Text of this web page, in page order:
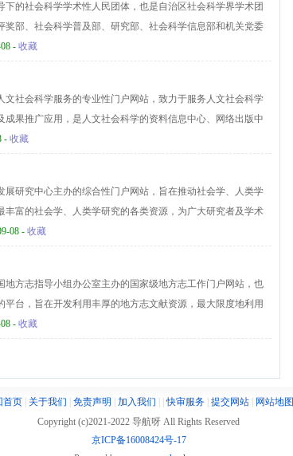
的社会科学学术性人民团体，也是自治区社会科学界学术团
部、社会科学普及部、研究部、社会科学信息部和机关党委
处级事业单位，已成为党和政府联系全区社会科学工作者的
万余人，基本形成了覆盖马克思主义、哲学、政治学、文
考古学、法学、社会学、民族学、经济学、统计学 、管理
族理论、草原文化等学科的社科学术社团网络。
- 收藏
社会科学服务的专业性门户网站，致力于服务人文社会科学
果推广应用，是人文社会科学的资料信息中心、网络出版中
。社科网现设有管理、资讯、观点、机构、会议、项目、奖
工作者提供社科研究的信息服务，还利用人文社科资源与成
内外整体介绍和展示我国高校人文社会科学的发展动态、研
- 收藏
研究中心主办的综合性门户网站，旨在推动社会学、人类学
富的社会学、人类学研究的各类资源，为广大研究者及学术
平台。社会学人类学中国网目前设置有社会现象、学科·学
、调查数据、学界动态、发表评论等多种服务，致力于为大
08 - 收藏
方志指导小组办公室主办的国家级地方志工作门户网站，也
台，旨在开发利用丰厚的地方志文献资源，最大限度地利用
治、经济、文化、社会建设服务。中国地方志网站目前设置
- 收藏
首页| 关于我们 免责声明 加入我们 |快审服务| 提交网站|
网站地图
Copyright (c)2021-2022 导航呀 All Rights Reserved
京ICP备16008424号-17